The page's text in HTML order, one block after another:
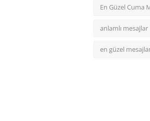
En Güzel Cuma
anlamlı mesajlar
en güzel